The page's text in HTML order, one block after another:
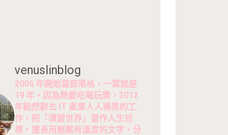
venuslinblog
2006 年開始寫部落格，一寫就是
19 年。因為熱愛吃喝玩樂，2012
年毅然辭去 IT 產業人人稱羨的工
作，把「環遊世界」當作人生目
標。擅長用輕鬆有溫度的文字，分